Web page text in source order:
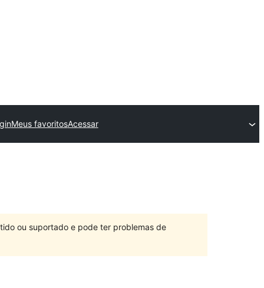
Meus favoritosAcessar
ou suportado e pode ter problemas de